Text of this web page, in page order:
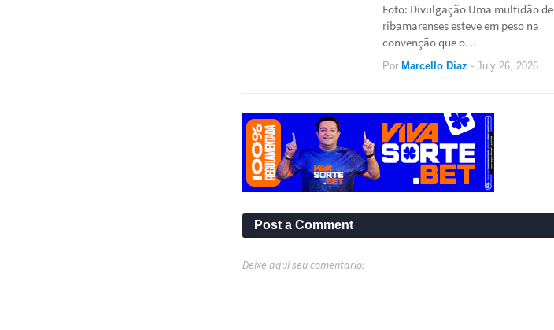
Foto: Divulgação Uma multidão de
ribamarenses esteve em peso na
convenção que o…
Por Marcello Diaz - July 26, 2026
Post a Comment
Deixe aqui seu comentario: